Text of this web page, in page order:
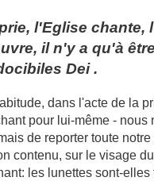
l'Eglise chante,
il n'y a qu'à
Dei .
dans l'acte de la
pour lui-même - nous
de reporter toute
contenu, sur le visage
les lunettes sont-elles